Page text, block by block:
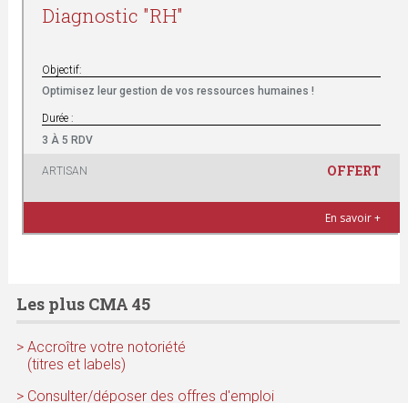
Diagnostic "RH"
Objectif:
Optimisez leur gestion de vos ressources humaines !
Durée :
3 À 5 RDV
ARTISAN OFFERT
En savoir +
Les plus CMA 45
> Accroître votre notoriété
(titres et labels)
> Consulter/déposer des offres d'emploi